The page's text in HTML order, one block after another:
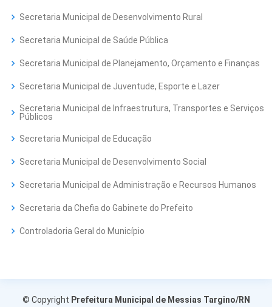
Secretaria Municipal de Desenvolvimento Rural
Secretaria Municipal de Saúde Pública
Secretaria Municipal de Planejamento, Orçamento e Finanças
Secretaria Municipal de Juventude, Esporte e Lazer
Secretaria Municipal de Infraestrutura, Transportes e Serviços
Públicos
Secretaria Municipal de Educação
Secretaria Municipal de Desenvolvimento Social
Secretaria Municipal de Administração e Recursos Humanos
Secretaria da Chefia do Gabinete do Prefeito
Controladoria Geral do Município
© Copyright Prefeitura Municipal de Messias Targino/RN